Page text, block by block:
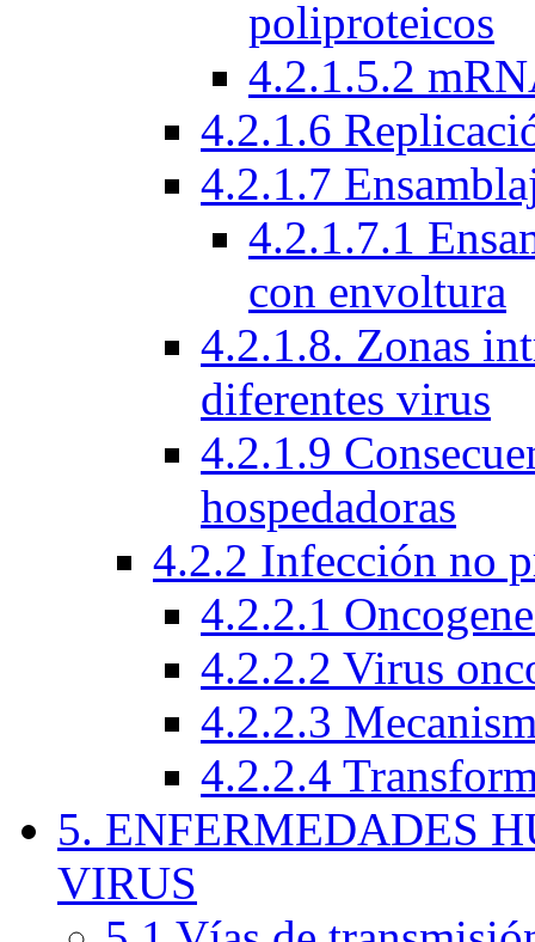
poliproteicos
4.2.1.5.2
4.2.1.6
4.2.1.7
4.2.1.7.1
con envoltura
4.2.1.8. Zonas
diferentes virus
4.2.1.9
hospedadoras
4.2.2 Infección no
4.2.2.1
4.2.2.2 Virus
4.2.2.3
4.2.2.4
5. ENFERMEDADES
VIRUS